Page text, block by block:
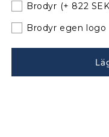
befintliga
bågar
130827-
02
bågar
02
Brodyr (+ 822
Brodyr egen logo